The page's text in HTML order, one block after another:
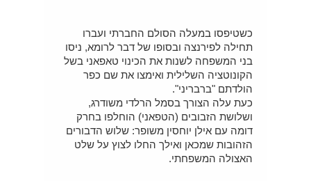
כשטיפסו במעלה הסולם החברתי ועברו
תחילה לפירנצה ובסופו של דבר לרומא, ניסו
בני המשפחה לשנות את הכינוי טאפאני בשל
הקונוטציה השלילית ואימצו את שם כפר
הולדתם "ברבריני".
כעת עלה הצורך בסמל הרלדי משודרג,
ושלושת הזבובים (הטפאני) הוחלפו בחרק
דומה עם אילן יוחסין משופר: שלוש הדבורים
הזהובות שמכאן ואילך החלו לצוץ על שלט
האצולה המשפחתי.